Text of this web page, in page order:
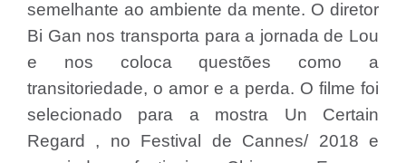
semelhante ao ambiente da mente. O diretor
Bi Gan nos transporta para a jornada de Lou
e nos coloca questões como a
transitoriedade, o amor e a perda. O filme foi
selecionado para a mostra Un Certain
Regard , no Festival de Cannes/ 2018 e